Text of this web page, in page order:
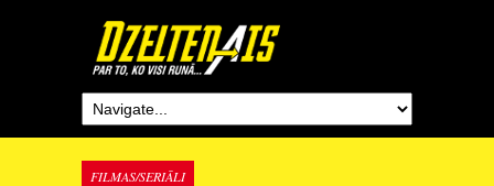
FILMAS/SERIĀLI